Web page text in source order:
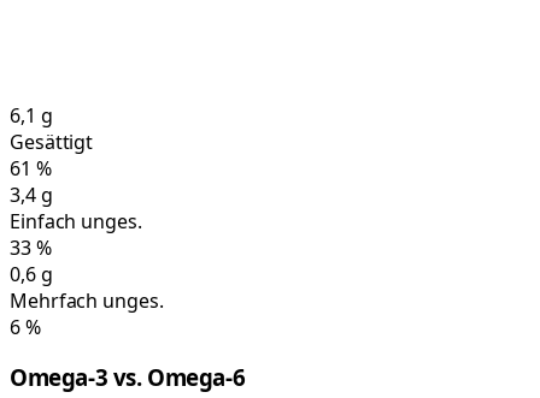
6,1 g
Gesättigt
61 %
3,4g
Einfach unges.
33%
0,6g
Mehrfach unges.
6%
Omega-3 vs. Omega-6